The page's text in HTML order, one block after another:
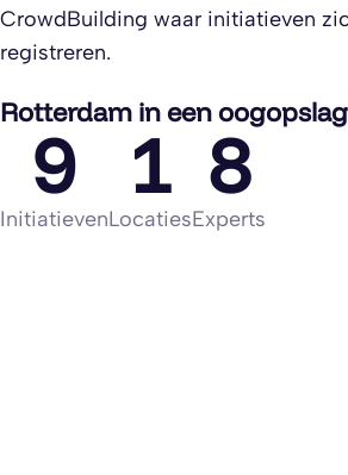
CrowdBuilding waar initiatieven
registreren.
Rotterdam in een oogopslag
9
Initiatieven
1
Locaties
8
Experts